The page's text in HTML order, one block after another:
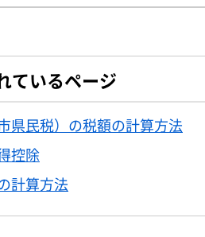
ているページ
県民税）の税額の計算方法
控除
計算方法